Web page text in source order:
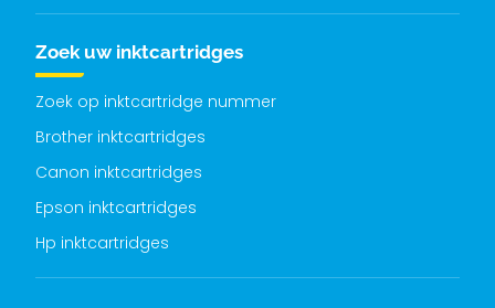
Zoek uw inktcartridges
Zoek op inktcartridge nummer
Brother inktcartridges
Canon inktcartridges
Epson inktcartridges
Hp inktcartridges